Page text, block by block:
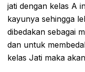
jati dengan kelas A
kayunya sehingga
dibedakan sebagai
dan untuk
kelas Jati maka